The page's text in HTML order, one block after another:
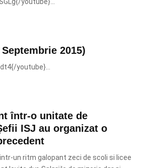
2015)
youtube}...
într-o unitate de
ISJ au organizat o
un ritm galopant zeci de scoli si licee